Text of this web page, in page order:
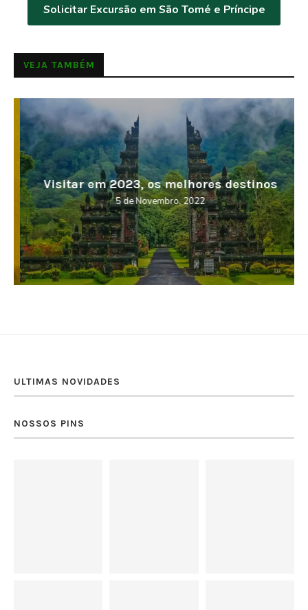
Solicitar Excursão em São Tomé e Príncipe
VEJA TAMBÉM
Visitar em 2023, os melhores destinos
5 de Novembro, 2022
ULTIMAS NOVIDADES
NOSSOS PINS